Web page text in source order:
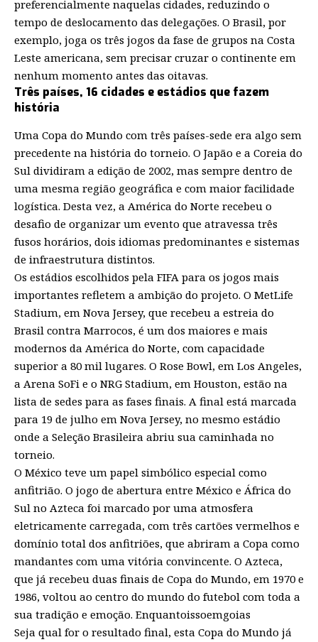
preferencialmente naquelas cidades, reduzindo o
tempo de deslocamento das delegações. O Brasil, por
exemplo, joga os três jogos da fase de grupos na Costa
Leste americana, sem precisar cruzar o continente em
nenhum momento antes das oitavas.
Três países, 16 cidades e estádios que fazem
história
Uma Copa do Mundo com três países-sede era algo sem
precedente na história do torneio. O Japão e a Coreia do
Sul dividiram a edição de 2002, mas sempre dentro de
uma mesma região geográfica e com maior facilidade
logística. Desta vez, a América do Norte recebeu o
desafio de organizar um evento que atravessa três
fusos horários, dois idiomas predominantes e sistemas
de infraestrutura distintos.
Os estádios escolhidos pela FIFA para os jogos mais
importantes refletem a ambição do projeto. O MetLife
Stadium, em Nova Jersey, que recebeu a estreia do
Brasil contra Marrocos, é um dos maiores e mais
modernos da América do Norte, com capacidade
superior a 80 mil lugares. O Rose Bowl, em Los Angeles,
a Arena SoFi e o NRG Stadium, em Houston, estão na
lista de sedes para as fases finais. A final está marcada
para 19 de julho em Nova Jersey, no mesmo estádio
onde a Seleção Brasileira abriu sua caminhada no
torneio.
O México teve um papel simbólico especial como
anfitrião. O jogo de abertura entre México e África do
Sul no Azteca foi marcado por uma atmosfera
eletricamente carregada, com três cartões vermelhos e
domínio total dos anfitriões, que abriram a Copa como
mandantes com uma vitória convincente. O Azteca,
que já recebeu duas finais de Copa do Mundo, em 1970 e
1986, voltou ao centro do mundo do futebol com toda a
sua tradição e emoção. Enquantoissoemgoias
Seja qual for o resultado final, esta Copa do Mundo já